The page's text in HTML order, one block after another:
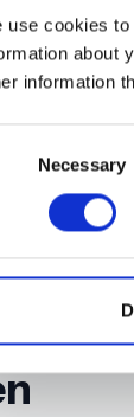
use cookies
about
information
Necessary